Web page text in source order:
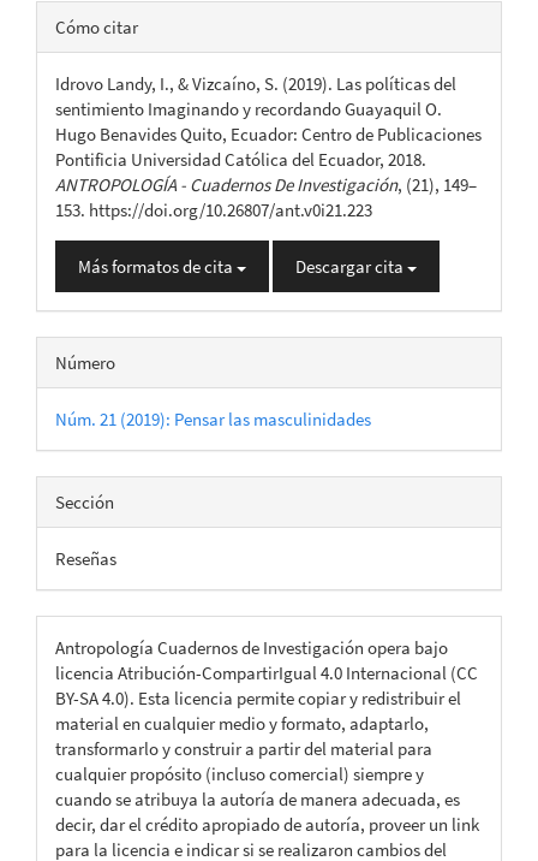
Detalles
del
artículo
Cómo citar
Idrovo Landy, I., & Vizcaíno, S. (2019). Las políticas del
sentimiento Imaginando y recordando Guayaquil O.
Hugo Benavides Quito, Ecuador: Centro de Publicaciones
Pontificia Universidad Católica del Ecuador, 2018.
ANTROPOLOGÍA - Cuadernos De Investigación, (21), 149–
153. https://doi.org/10.26807/ant.v0i21.223
Más formatos de cita Descargar cita
Número
Núm. 21 (2019): Pensar las masculinidades
Sección
Reseñas
Antropología Cuadernos de Investigación opera bajo
licencia Atribución-CompartirIgual 4.0 Internacional (CC
BY-SA 4.0). Esta licencia permite copiar y redistribuir el
material en cualquier medio y formato, adaptarlo,
transformarlo y construir a partir del material para
cualquier propósito (incluso comercial) siempre y
cuando se atribuya la autoría de manera adecuada, es
decir, dar el crédito apropiado de autoría, proveer un link
para la licencia e indicar si se realizaron cambios del